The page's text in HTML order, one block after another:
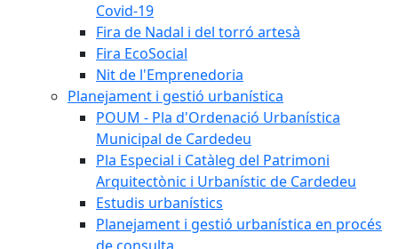
Covid-19
Fira de Nadal i del torró artesà
Fira EcoSocial
Nit de l'Emprenedoria
Planejament i gestió urbanística
POUM - Pla d'Ordenació Urbanística
Municipal de Cardedeu
Pla Especial i Catàleg del Patrimoni
Arquitectònic i Urbanístic de Cardedeu
Estudis urbanístics
Planejament i gestió urbanística en procés